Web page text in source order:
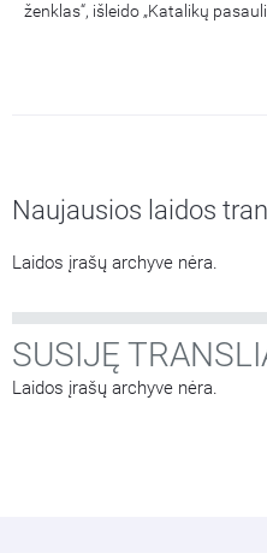
ženklas“, išleido „Katalikų
Naujausios laidos
Laidos įrašų archyve nėra.
SUSIJĘ
Laidos įrašų archyve nėra.